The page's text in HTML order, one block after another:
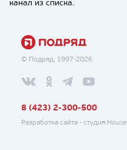
канал из списка.
© Подряд, 1997-2026
8 (423) 2-300-500
Разработка сайта - студия House